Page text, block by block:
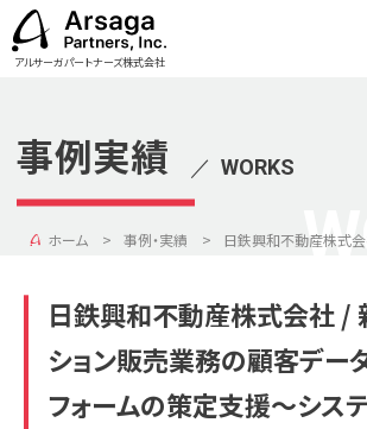
アルサーガパートナーズ株式会社
事例実績 ／ WORKS
ホーム 事例・実績 日鉄興和不動産株式会
日鉄興和不動産株式会社 /
ション販売業務の顧客デー
フォームの策定支援〜シス